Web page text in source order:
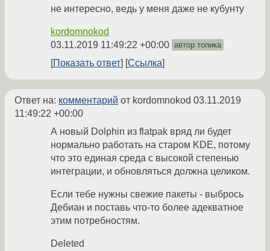
не интересно, ведь у меня даже не кубунту
kordomnokod
03.11.2019 11:49:22 +00:00 автор топика
Показать ответ Ссылка
Ответ на: комментарий от kordomnokod 03.11.2019
11:49:22 +00:00
А новый Dolphin из flatpak вряд ли будет
нормально работать на старом KDE, потому
что это единая среда с высокой степенью
интеграции, и обновляться должна целиком.
Если тебе нужны свежие пакеты - выбрось
Дебиан и поставь что-то более адекватное
этим потребностям.
Deleted